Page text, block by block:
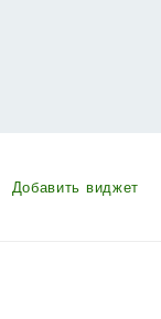
Добавить виджет